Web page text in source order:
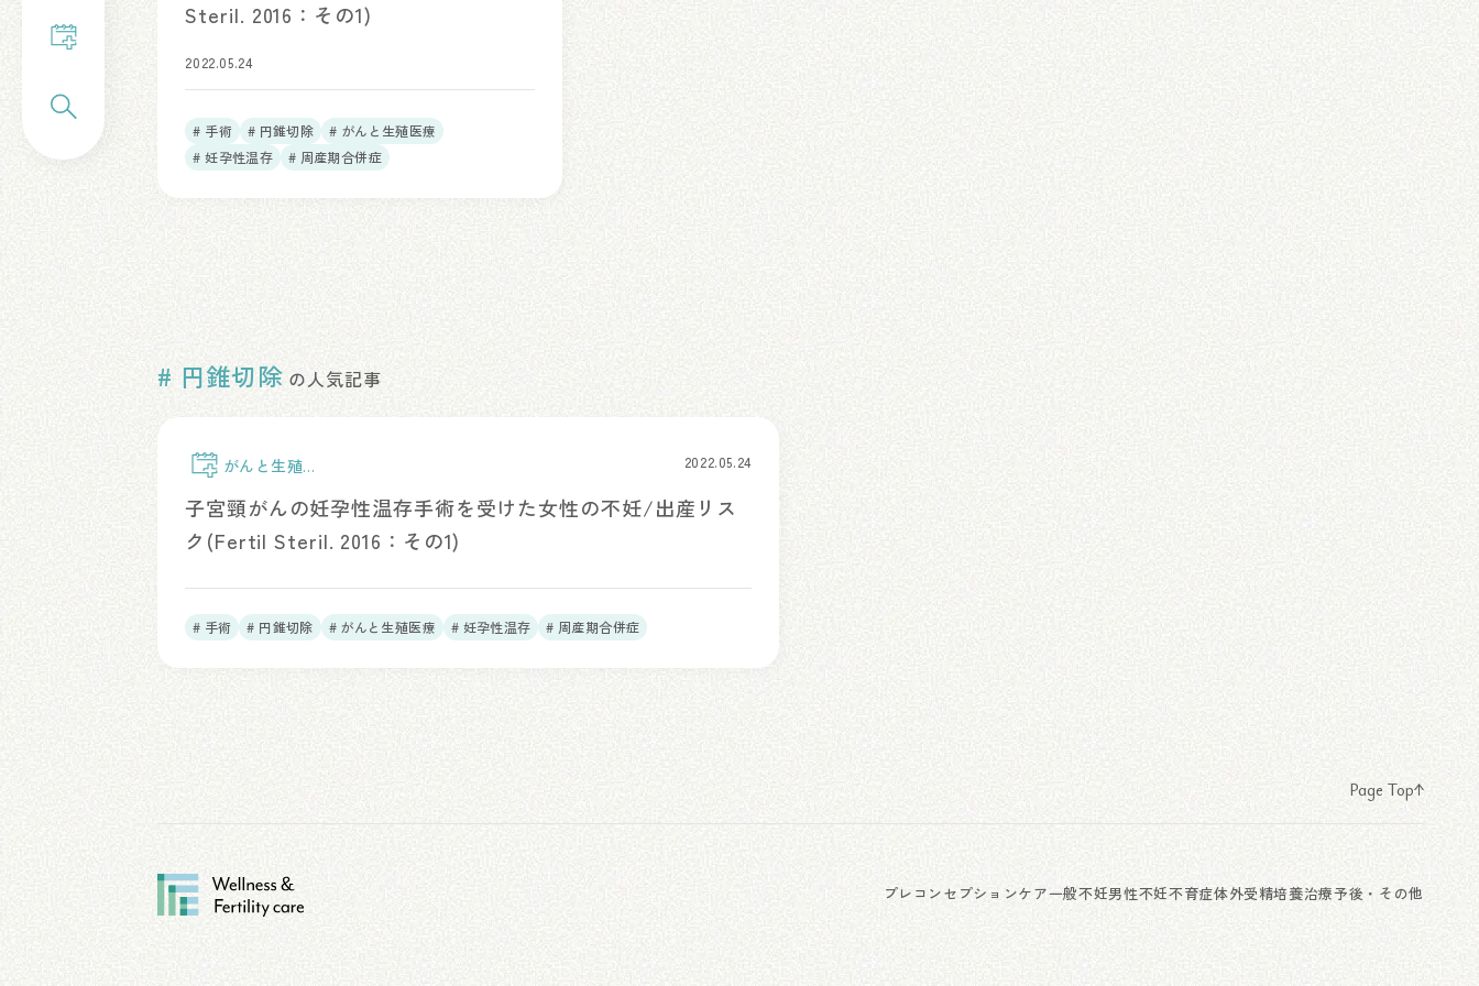
Steril. 2016：その1)
2022.05.24
# 手術 # 円錐切除
# がんと生殖医療
# 妊孕性温存
# 周産期合併症
# 円錐切除 の人気記事
がんと生殖医
2022.05.24
子宮頸がんの妊孕性温存手術を受けた女性の不妊/出産リス
ク(Fertil Steril. 2016：その1)
# 手術 # 円錐切除 # がんと生殖医療 # 妊孕性温存 # 周産期合併症
Page Top
プレコンセプションケア一般不妊男性不妊不育症体外受精培養治療予後・その他